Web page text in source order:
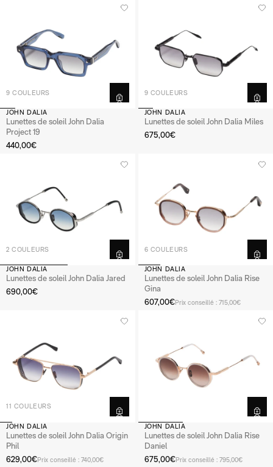
9 COULEURS
JOHN DALIA
Lunettes de soleil John Dalia
Project 19
440,00€
9 COULEURS
JOHN DALIA
Lunettes de soleil John Dalia Miles
675,00€
2 COULEURS
JOHN DALIA
Lunettes de soleil John Dalia Jared
690,00€
6 COULEURS
JOHN DALIA
Lunettes de soleil John Dalia Rise
Gina
607,00€Prix conseillé : 715,00€
11 COULEURS
JOHN DALIA
Lunettes de soleil John Dalia Origin
Phil
629,00€Prix conseillé : 740,00€
JOHN DALIA
Lunettes de soleil John Dalia Rise
Daniel
675,00€Prix conseillé : 795,00€